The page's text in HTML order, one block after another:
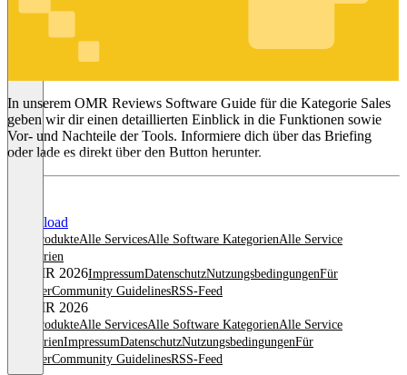
Sales
In unserem OMR Reviews Software Guide für die Kategorie Sales
geben wir dir einen detaillierten Einblick in die Funktionen sowie
Vor- und Nachteile der Tools. Informiere dich über das Briefing
oder lade es direkt über den Button herunter.
Download
Alle ProdukteAlle ServicesAlle Software KategorienAlle Service
Kategorien
© OMR 2026ImpressumDatenschutzNutzungsbedingungenFür
AnbieterCommunity GuidelinesRSS-Feed
© OMR 2026
Alle ProdukteAlle ServicesAlle Software KategorienAlle Service
KategorienImpressumDatenschutzNutzungsbedingungenFür
AnbieterCommunity GuidelinesRSS-Feed